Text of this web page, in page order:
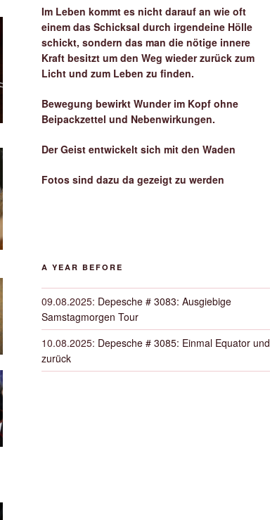
Im Leben kommt es nicht darauf an wie oft
einem das Schicksal durch irgendeine Hölle
schickt, sondern das man die nötige innere
Kraft besitzt um den Weg wieder zurück zum
Licht und zum Leben zu finden.
Bewegung bewirkt Wunder im Kopf ohne
Beipackzettel und Nebenwirkungen.
Der Geist entwickelt sich mit den Waden
Fotos sind dazu da gezeigt zu werden
A YEAR BEFORE
09.08.2025: Depesche # 3083: Ausgiebige
Samstagmorgen Tour
10.08.2025: Depesche # 3085: Einmal Equator und
zurück